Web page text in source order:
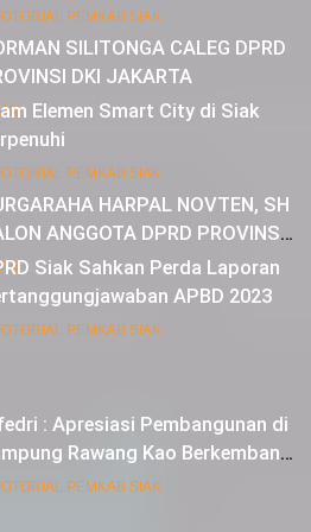
SILITONGA CALEG DPRD
DKI JAKARTA
HARPAL NOVTEN, SH
ANGGOTA DPRD PROVINSI
JAKARTA
PEMKAB SIAK
Elemen Smart City di Siak
PEMKAB SIAK
Siak Sahkan Perda Laporan
APBD 2023
PEMKAB SIAK
: Apresiasi Pembangunan di
Rawang Kao Berkembang
PEMKAB SIAK